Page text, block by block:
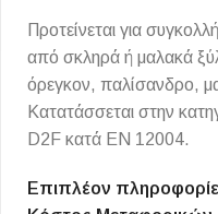
Προτείνεται για
από σκληρά ή μαλακά
όρεγκον, παλίσανδρο,
Κατατάσσεται στην
D2F κατά ΕΝ 12004.
Επιπλέον